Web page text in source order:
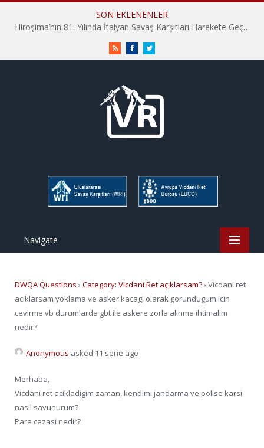
SON EKLENENLER
Hiroşima’nın 81. Yılında İtalyan Savaş Karşıtları Harekete Geçti: “Hatırlamak yeterli değil”
RSS FacebookTwitter
Navigate
DWQA Questions › Category: Vicdani Ret açıklarsam?› Vicdani ret
aciklarsam yoklama ve asker kacagi olarak gorundugum icin
cevirme vb durumlarda gbt ile askere zorla alinma ihtimalim
nedir?
Anonymous asked 11 sene ago
Merhaba,
Vicdani ret acikladigim zaman, kendimi jandarma ve polise karsi
nasil savunurum?
Para cezasi nedir?